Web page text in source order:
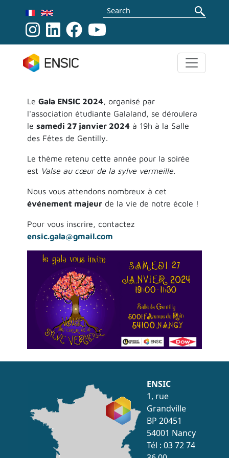
Search
Le Gala ENSIC 2024, organisé par
l'association étudiante Galaland, se déroulera
le samedi 27 janvier 2024à 19h à la Salle
des Fêtes de Gentilly.
Le thème retenu cette année pour la soirée
est Valse au cœur de la sylve vermeille.
Nous vous attendons nombreux à cet
événement majeurde la vie de notre école !
Pour vous inscrire, contactez
ensic.gala@gmail.com
ENSIC
1, rue
Grandville
BP 20451
54001 Nancy
Tél : 03 72 74